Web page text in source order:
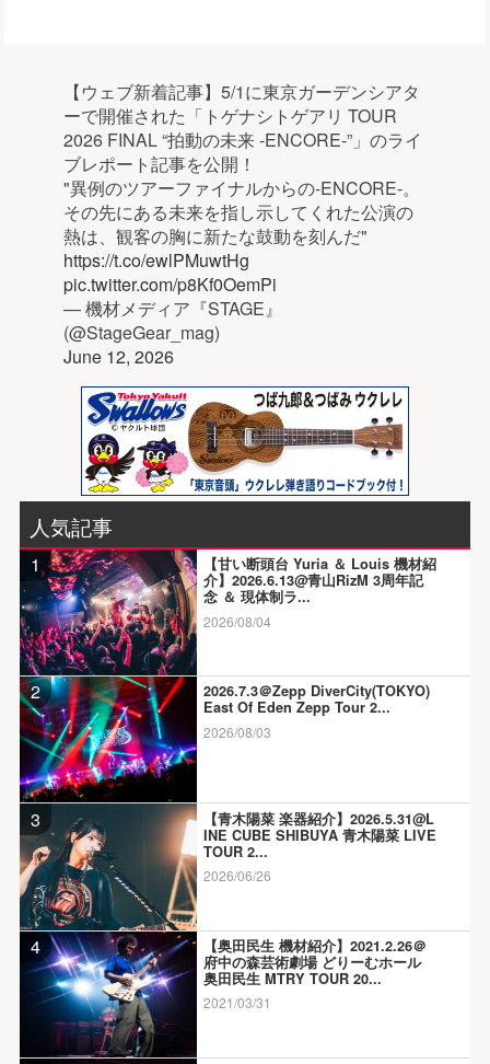
【ウェブ新着記事】5/1に東京ガーデンシアタ
ーで開催された「トゲナシトゲアリ TOUR
2026 FINAL “拍動の未来 -ENCORE-”」のライ
ブレポート記事を公開！
"異例のツアーファイナルからの-ENCORE-。
その先にある未来を指し示してくれた公演の
熱は、観客の胸に新たな鼓動を刻んだ"
https://t.co/ewlPMuwtHg
pic.twitter.com/p8Kf0OemPi
— 機材メディア『STAGE』
(@StageGear_mag)
June 12, 2026
人気記事
1
【甘い断頭台 Yuria ＆ Louis 機材紹
介】2026.6.13@青山RizM 3周年記
念 ＆ 現体制ラ...
2026/08/04
2
2026.7.3＠Zepp DiverCity(TOKYO)
East Of Eden Zepp Tour 2...
2026/08/03
3
【青木陽菜 楽器紹介】2026.5.31@L
INE CUBE SHIBUYA 青木陽菜 LIVE
TOUR 2...
2026/06/26
4
【奥田民生 機材紹介】2021.2.26＠
府中の森芸術劇場 どりーむホール
奥田民生 MTRY TOUR 20...
2021/03/31